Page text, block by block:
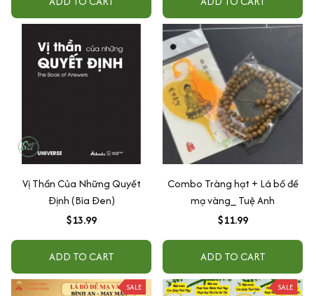
ADD TO CART ADD TO CART
Vị Thần Của Những Quyết
Định (Bìa Đen)
$13.99
ADD TO CART
Combo Tràng hạt + Lá bồ đề
mạ vàng_ Tuệ Anh
$11.99
ADD TO CART